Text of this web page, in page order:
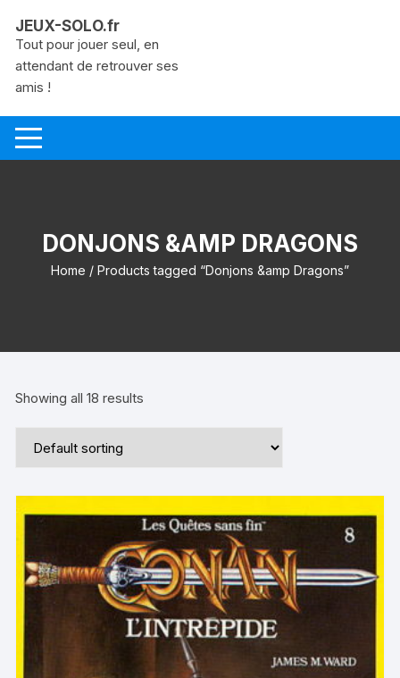
contenu
JEUX-SOLO.fr
Tout pour jouer seul, en
attendant de retrouver ses
amis !
DONJONS &AMP DRAGONS
Home / Products tagged “Donjons &amp Dragons”
Showing all 18 results